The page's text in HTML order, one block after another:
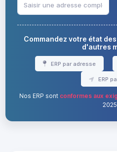
Commandez votre état
d'autres
ERP par adresse
ERP
Nos ERP sont conformes aux